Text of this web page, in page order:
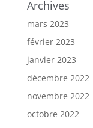
Archives
mars 2023
février 2023
janvier 2023
décembre 2022
novembre 2022
octobre 2022